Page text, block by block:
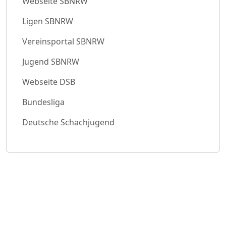
Ligen SBNRW
Vereinsportal SBNRW
Jugend SBNRW
Webseite DSB
Bundesliga
Deutsche Schachjugend